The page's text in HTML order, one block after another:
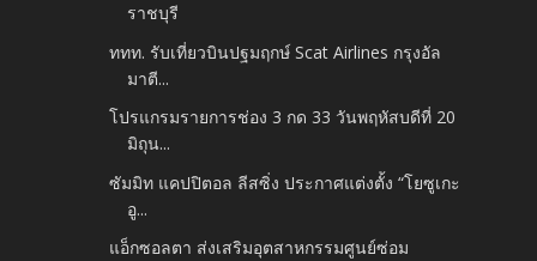
ราชบุรี
ททท. รับเที่ยวบินปฐมฤกษ์ Scat Airlines กรุงอัล
มาตี...
โปรแกรมรายการช่อง 3 กด 33 วันพฤหัสบดีที่ 20
มิถุน...
ซัมมิท แคปปิตอล ลีสซิ่ง ประกาศแต่งตั้ง “โยซูเกะ
อู...
แอ็กซอลตา ส่งเสริมอุตสาหกรรมศูนย์ซ่อม